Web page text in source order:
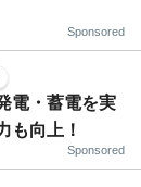
Sponsored
電・蓄電を実
も向上！
Sponsored